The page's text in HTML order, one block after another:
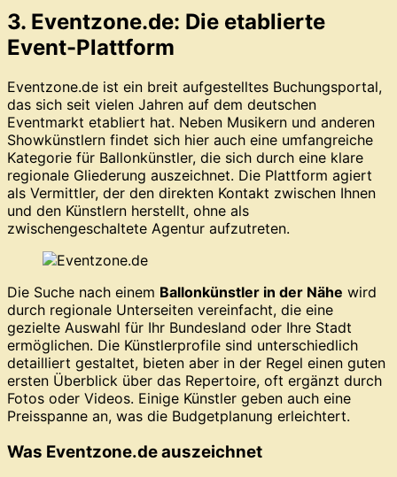
3. Eventzone.de: Die etablierte
Event-Plattform
Eventzone.de ist ein breit aufgestelltes Buchungsportal,
das sich seit vielen Jahren auf dem deutschen
Eventmarkt etabliert hat. Neben Musikern und anderen
Showkünstlern findet sich hier auch eine umfangreiche
Kategorie für Ballonkünstler, die sich durch eine klare
regionale Gliederung auszeichnet. Die Plattform agiert
als Vermittler, der den direkten Kontakt zwischen Ihnen
und den Künstlern herstellt, ohne als
zwischengeschaltete Agentur aufzutreten.
Die Suche nach einem Ballonkünstler in der Nähe wird
durch regionale Unterseiten vereinfacht, die eine
gezielte Auswahl für Ihr Bundesland oder Ihre Stadt
ermöglichen. Die Künstlerprofile sind unterschiedlich
detailliert gestaltet, bieten aber in der Regel einen guten
ersten Überblick über das Repertoire, oft ergänzt durch
Fotos oder Videos. Einige Künstler geben auch eine
Preisspanne an, was die Budgetplanung erleichtert.
Was Eventzone.de auszeichnet